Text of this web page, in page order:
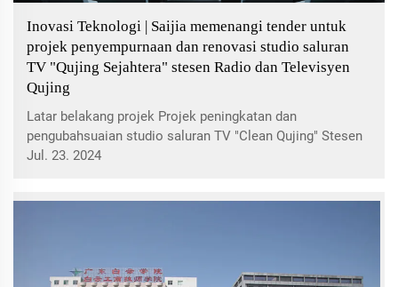
Inovasi Teknologi | Saijia memenangi tender untuk
projek penyempurnaan dan renovasi studio saluran
TV "Qujing Sejahtera" stesen Radio dan Televisyen
Qujing
Latar belakang projek Projek peningkatan dan
pengubahsuaian studio saluran TV "Clean Qujing" Stesen
Radio dan Televisyen Qujing bertujuan untuk
Jul. 23. 2024